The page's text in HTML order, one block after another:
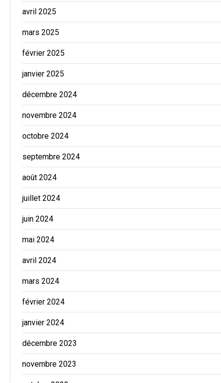
avril 2025
mars 2025
février 2025
janvier 2025
décembre 2024
novembre 2024
octobre 2024
septembre 2024
août 2024
juillet 2024
juin 2024
mai 2024
avril 2024
mars 2024
février 2024
janvier 2024
décembre 2023
novembre 2023